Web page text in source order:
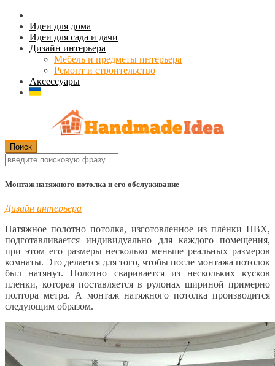
Идеи для дома
Идеи для сада и дачи
Дизайн интерьера
Мебель и предметы интерьера
Ремонт и строительство
Аксессуары
Монтаж натяжного потолка и его обслуживание
Дизайн интерьера
Натяжное полотно потолка, изготовленное из плёнки ПВХ,
подготавливается индивидуально для каждого помещения,
при этом его размеры несколько меньше реальных размеров
комнаты. Это делается для того, чтобы после монтажа потолок
был натянут. Полотно сваривается из нескольких кусков
пленки, которая поставляется в рулонах шириной примерно
полтора метра. А монтаж натяжного потолка производится
следующим образом.